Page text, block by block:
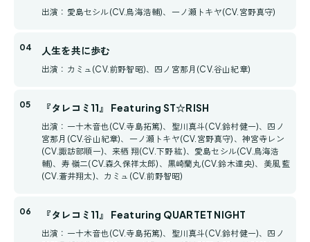
出演：愛島セシル(CV.鳥海浩輔)、一ノ瀬トキヤ(CV.宮野真守)
人生を共に歩む
出演：カミュ(CV.前野智昭)、四ノ宮那月(CV.谷山紀章)
『タレコミ11』 Featuring ST☆RISH
出演：一十木音也(CV.寺島拓篤)、聖川真斗(CV.鈴村健一)、四ノ
宮那月(CV.谷山紀章)、一ノ瀬トキヤ(CV.宮野真守)、神宮寺レン
(CV.諏訪部順一)、来栖 翔(CV.下野 紘)、愛島セシル(CV.鳥海浩
輔)、寿 嶺二(CV.森久保祥太郎)、黒崎蘭丸(CV.鈴木達央)、美風 藍
(CV.蒼井翔太)、カミュ(CV.前野智昭)
『タレコミ11』 Featuring QUARTET NIGHT
出演：一十木音也(CV.寺島拓篤)、聖川真斗(CV.鈴村健一)、四ノ